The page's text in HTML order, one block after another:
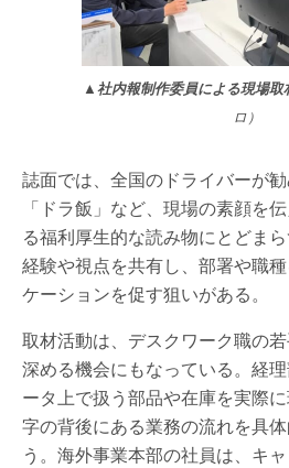
▲社内報制作委員による現場取
ロ）
誌面では、全国のドライバーが
「ドラ飯」など、現場の素顔を
る福利厚生的な読み物にとどま
経験や視点を共有し、部署や職
ケーションを促す狙いがある。
取材活動は、デスクワーク職の
深める機会にもなっている。経
ータ上で扱う部品や在庫を実際
字の背後にある業務の流れを具
う。海外事業本部の社員は、キ